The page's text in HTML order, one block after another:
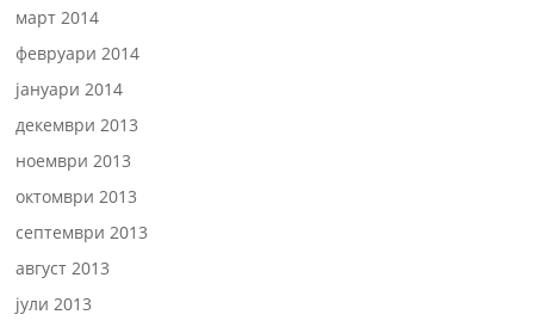
март 2014
февруари 2014
јануари 2014
декември 2013
ноември 2013
октомври 2013
септември 2013
август 2013
јули 2013